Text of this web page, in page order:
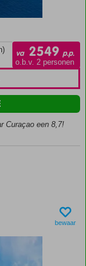
va 2549 p.p.
o.b.v. 2 personen
Curaçao een 8,7!
bewaar